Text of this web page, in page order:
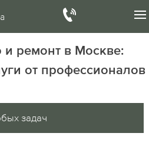
и ремонт в Москве:
от профессионалов
задач